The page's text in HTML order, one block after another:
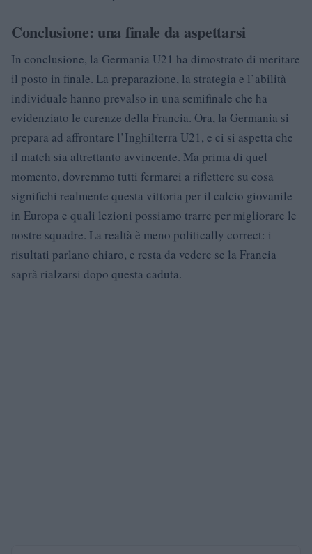
Conclusione: una finale da aspettarsi
In conclusione, la Germania U21 ha dimostrato di meritare
il posto in finale. La preparazione, la strategia e l’abilità
individuale hanno prevalso in una semifinale che ha
evidenziato le carenze della Francia. Ora, la Germania si
prepara ad affrontare l’Inghilterra U21, e ci si aspetta che
il match sia altrettanto avvincente. Ma prima di quel
momento, dovremmo tutti fermarci a riflettere su cosa
significhi realmente questa vittoria per il calcio giovanile
in Europa e quali lezioni possiamo trarre per migliorare le
nostre squadre. La realtà è meno politically correct: i
risultati parlano chiaro, e resta da vedere se la Francia
saprà rialzarsi dopo questa caduta.